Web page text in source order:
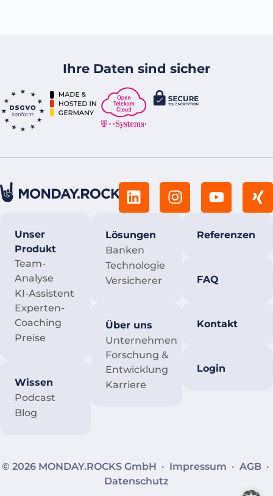
Ihre Daten sind sicher
Unser
Produkt
Team-
Analyse
KI-Assistent
Experten-
Coaching
Preise
Wissen
Podcast
Blog
Lösungen
Banken
Technologie
Versicherer
Über uns
Unternehmen
Forschung &
Entwicklung
Karriere
Referenzen
FAQ
Kontakt
Login
© 2026 MONDAY.ROCKS GmbH · Impressum · AGB·
Datenschutz